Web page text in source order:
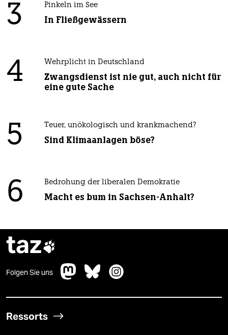
3 Pinkeln im See
In Fließgewässern
4 Wehrplicht in Deutschland
Zwangsdienst ist nie gut, auch nicht für
eine gute Sache
5 Teuer, unökologisch und krankmachend?
Sind Klimaanlagen böse?
6 Bedrohung der liberalen Demokratie
Macht es bum in Sachsen-Anhalt?
taz
Folgen Sie uns
Ressorts